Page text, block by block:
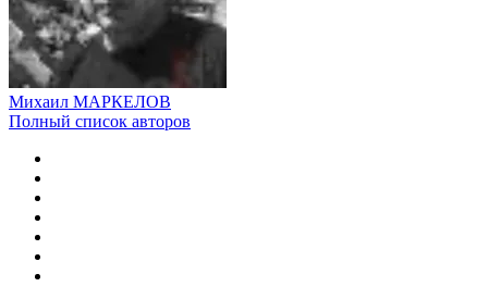
Михаил МАРКЕЛОВ
Полный список авторов